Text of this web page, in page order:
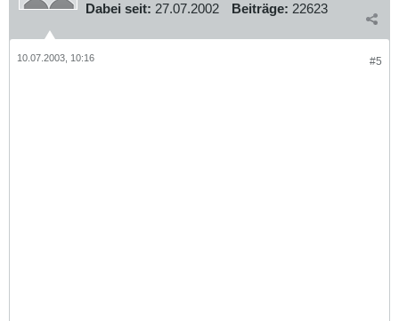
Dabei seit: 27.07.2002 Beiträge: 22623
#5
10.07.2003, 10:16